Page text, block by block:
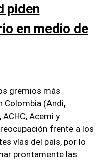
piden
en medio de
gremios más
Colombia (Andi,
Acemi y
frente a los
vías del país, por lo
prontamente las